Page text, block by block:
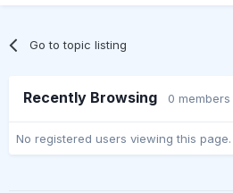
Go to topic listing
Recently Browsing 0 members
No registered users viewing this page.